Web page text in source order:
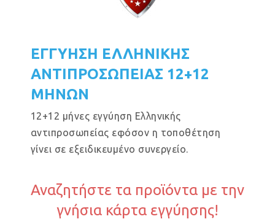
ΕΓΓΥΗΣΗ ΕΛΛΗΝΙΚΗΣ
ΑΝΤΙΠΡΟΣΩΠΕΙΑΣ 12+12
ΜΗΝΩΝ
12+12 μήνες εγγύηση Ελληνικής
αντιπροσωπείας εφόσον η τοποθέτηση
γίνει σε εξειδικευμένο συνεργείο.
Αναζητήστε τα προϊόντα με την
γνήσια κάρτα εγγύησης!